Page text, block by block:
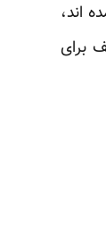
اند،
برای